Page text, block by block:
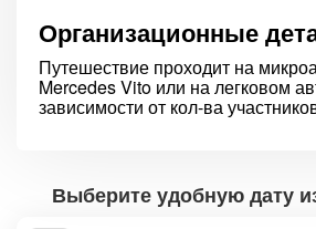
Организационные
Путешествие проходит на
Mercedes Vito или на легковом
зависимости от кол-ва
Выберите удобную дату